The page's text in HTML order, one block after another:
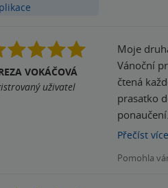
VOKÁČOVÁ
uživatel
Moje
Vánoční
čtená
prasatko do země ztracených věcí.
Přečíst více
Pomohla